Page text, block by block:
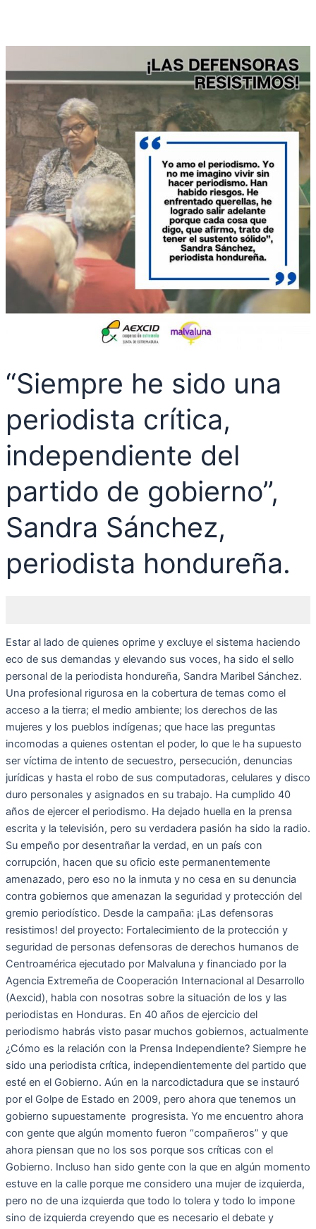
“Siempre he sido una
periodista crítica,
independiente del
partido de gobierno”,
Sandra Sánchez,
periodista hondureña.
Estar al lado de quienes oprime y excluye el sistema haciendo
eco de sus demandas y elevando sus voces, ha sido el sello
personal de la periodista hondureña, Sandra Maribel Sánchez.
Una profesional rigurosa en la cobertura de temas como el
acceso a la tierra; el medio ambiente; los derechos de las
mujeres y los pueblos indígenas; que hace las preguntas
incomodas a quienes ostentan el poder, lo que le ha supuesto
ser víctima de intento de secuestro, persecución, denuncias
jurídicas y hasta el robo de sus computadoras, celulares y disco
duro personales y asignados en su trabajo. Ha cumplido 40
años de ejercer el periodismo. Ha dejado huella en la prensa
escrita y la televisión, pero su verdadera pasión ha sido la radio.
Su empeño por desentrañar la verdad, en un país con
corrupción, hacen que su oficio este permanentemente
amenazado, pero eso no la inmuta y no cesa en su denuncia
contra gobiernos que amenazan la seguridad y protección del
gremio periodístico. Desde la campaña: ¡Las defensoras
resistimos! del proyecto: Fortalecimiento de la protección y
seguridad de personas defensoras de derechos humanos de
Centroamérica ejecutado por Malvaluna y financiado por la
Agencia Extremeña de Cooperación Internacional al Desarrollo
(Aexcid), habla con nosotras sobre la situación de los y las
periodistas en Honduras. En 40 años de ejercicio del
periodismo habrás visto pasar muchos gobiernos, actualmente
¿Cómo es la relación con la Prensa Independiente? Siempre he
sido una periodista crítica, independientemente del partido que
esté en el Gobierno. Aún en la narcodictadura que se instauró
por el Golpe de Estado en 2009, pero ahora que tenemos un
gobierno supuestamente progresista. Yo me encuentro ahora
con gente que algún momento fueron “compañeros” y que
ahora piensan que no los sos porque sos críticas con el
Gobierno. Incluso han sido gente con la que en algún momento
estuve en la calle porque me considero una mujer de izquierda,
pero no de una izquierda que todo lo tolera y todo lo impone
sino de izquierda creyendo que es necesario el debate y
he
sido
una
periodista
crítica,
independiente
del
partido
de
gobierno”,
Sánchez,
periodista
hondureña.